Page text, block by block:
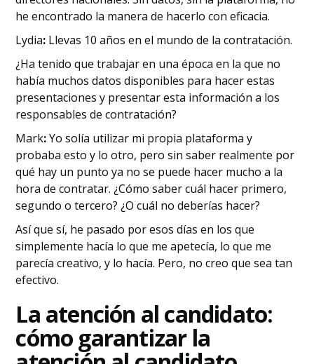
he encontrado la manera de hacerlo con eficacia.
‍Lydia: Llevas 10 años en el mundo de la contratación.
¿Ha tenido que trabajar en una época en la que no
había muchos datos disponibles para hacer estas
presentaciones y presentar esta información a los
responsables de contratación?
‍Mark:Yo solía utilizar mi propia plataforma y
probaba esto y lo otro, pero sin saber realmente por
qué hay un punto ya no se puede hacer mucho a la
hora de contratar. ¿Cómo saber cuál hacer primero,
segundo o tercero? ¿O cuál no deberías hacer?
Así que sí, he pasado por esos días en los que
simplemente hacía lo que me apetecía, lo que me
parecía creativo, y lo hacía. Pero, no creo que sea tan
efectivo.
‍La atención al candidato:
cómo garantizar la